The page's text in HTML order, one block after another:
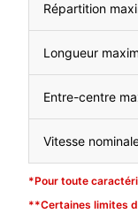
Répartition
Longueur
Entre-centre
Vitesse
*Pour toute
**Certaines limites